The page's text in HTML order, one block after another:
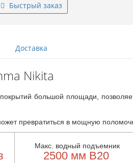
Быстрый заказ
Доставка
Nikita
большой площади,
превратиться в мощную
Макс. водный подъемник
2500 мм В20